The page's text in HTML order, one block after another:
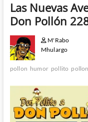
Las Nuevas
Don Pollón
M'Rabo
Mhulargo
pollon humor pollito pollon